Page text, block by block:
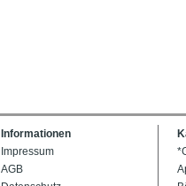
Informationen
Impressum
AGB